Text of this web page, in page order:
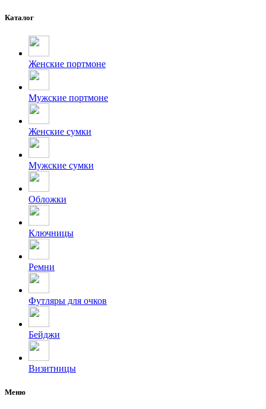
Каталог
Женские портмоне
Мужские портмоне
Женские сумки
Мужские сумки
Обложки
Ключницы
Ремни
Футляры для очков
Бейджи
Визитницы
Меню